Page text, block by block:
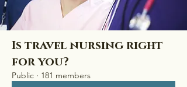
Is travel nursing right
for you?
Public · 181 members